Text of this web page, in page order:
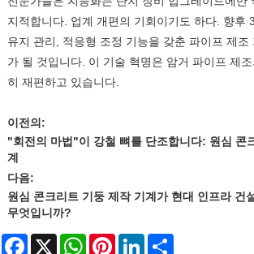
지적합니다. 업계 개편의 기회이기도 하다. 향후
유지 관리, 적응형 조정 기능을 갖춘 파이프 제조
가 될 것입니다. 이 기술 혁명은 암거 파이프 제
히 재편하고 있습니다.
이전의:
"회전의 마법"이 강철 뼈를 단조합니다: 원심 콘
계
다음:
원심 콘크리트 기둥 제작 기계가 현대 인프라 건
무엇입니까?
Facebook
X WhatsAppPinterestLinkedIn